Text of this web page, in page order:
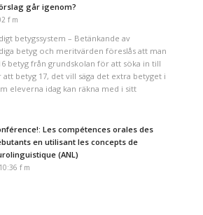
går igenom?
f m
betygssystem – Betänkande av
betyg och meritvärden föreslås att man
betyg från grundskolan för att söka in till
betyg 17, det vill säga det extra betyget i
eleverna idag kan räkna med i sitt
Les compétences orales des
en utilisant les concepts de
(ANL)
f m